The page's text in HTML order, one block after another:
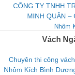
CÔNG TY TNHH
MINH QUÂN
Nhôm
Vách
Chuyên thi công
Nhôm Kích Bình